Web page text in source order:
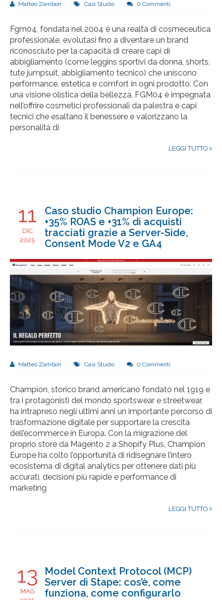
Matteo Zambon Casi Studio 0 Commenti
Fgm04, fondata nel 2004 è una realtà di cosmeceutica
professionale, evolutasi fino a diventare un brand
riconosciuto per la capacità di creare capi di
abbigliamento (come leggins sportivi da donna, shorts,
tute jumpsuit, abbigliamento tecnico) che uniscono
performance, estetica e comfort in ogni prodotto. Con
una visione olistica della bellezza, FGM04 è impegnata
nell’offrire cosmetici professionali da palestra e capi
tecnici che esaltano il benessere e valorizzano la
personalità di
LEGGI TUTTO
11
DIC
2025
Caso studio Champion Europe:
+35% ROAS e +31% di acquisti
tracciati grazie a Server-Side,
Consent Mode V2 e GA4
Matteo Zambon Casi Studio 0 Commenti
Champion, storico brand americano fondato nel 1919 e
tra i protagonisti del mondo sportswear e streetwear,
ha intrapreso negli ultimi anni un importante percorso di
trasformazione digitale per supportare la crescita
dell’ecommerce in Europa. Con la migrazione del
proprio store da Magento 2 a Shopify Plus, Champion
Europe ha colto l’opportunità di ridisegnare l’intero
ecosistema di digital analytics per ottenere dati più
accurati, decisioni più rapide e performance di
marketing
LEGGI TUTTO
13
MAG
Model Context Protocol (MCP)
Server di Stape: cos’è, come
funziona, come configurarlo